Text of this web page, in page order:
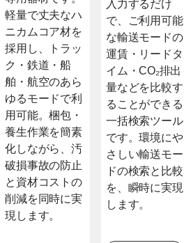
軽量で丈夫なハ
ニカムコア材を
採用し、トラッ
ク・鉄道・船
舶・航空のあら
ゆるモードで利
用可能。梱包・
養生作業を簡素
化しながら、汚
破損事故の防止
と資材コストの
削減を同時に実
現します。
入力するだけ
で、ご利用可能
な輸送モードの
運賃・リードタ
イム・CO₂排出
量などを比較す
ることができる
一括検索ツール
です。環境にや
さしい輸送モー
ドの検索と比較
を、瞬時に実現
します。